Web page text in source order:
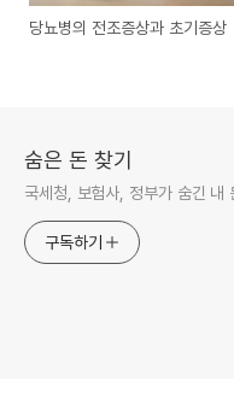
당뇨병의 전조증상과 초기증상
숨은 돈 찾기
국세청, 보험사, 정부가 숨긴 내
구독하기